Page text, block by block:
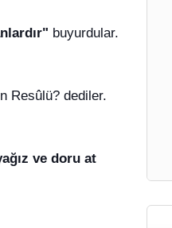
buyurdular.
Resûlü? dediler.
ve doru at